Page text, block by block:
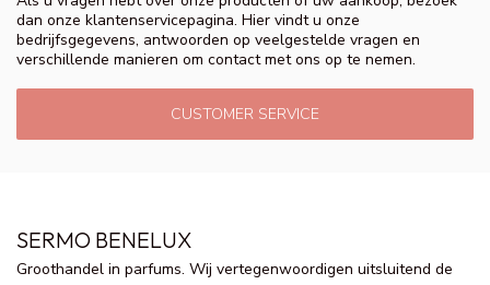
dan onze klantenservicepagina. Hier vindt u onze
bedrijfsgegevens, antwoorden op veelgestelde vragen en
verschillende manieren om contact met ons op te nemen.
CUSTOMER SERVICE
SERMO BENELUX
Groothandel in parfums. Wij vertegenwoordigen uitsluitend de